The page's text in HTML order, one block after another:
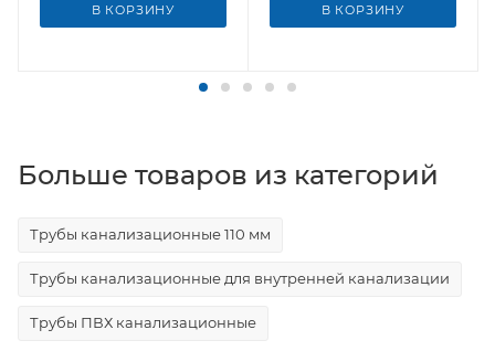
В КОРЗИНУ В КОРЗИНУ
Больше товаров из категорий
Трубы канализационные 110 мм
Трубы канализационные для внутренней канализации
Трубы ПВХ канализационные